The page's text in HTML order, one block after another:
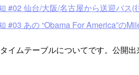
#02 仙台/大阪/名古屋から送迎バ
#03 あの “Obama For America”
イムテーブルについてです。公開